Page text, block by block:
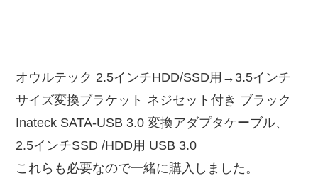
オウルテック 2.5インチHDD/SSD用→3.5インチ
サイズ変換ブラケット ネジセット付き ブラック
Inateck SATA-USB 3.0 変換アダプタケーブル、
2.5インチSSD /HDD用 USB 3.0
これらも必要なので一緒に購入しました。